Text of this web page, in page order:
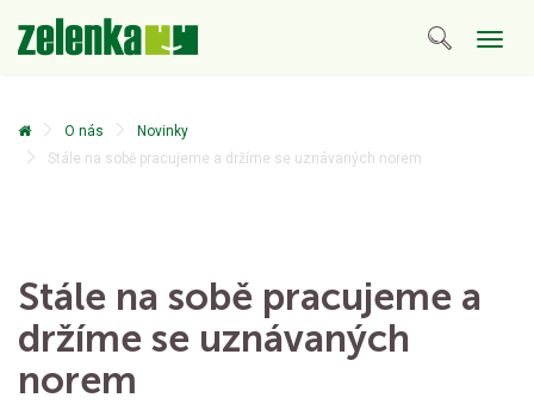
O nás
Novinky
Stále na sobě pracujeme a držíme se uznávaných norem
Stále na sobě pracujeme a
držíme se uznávaných
norem